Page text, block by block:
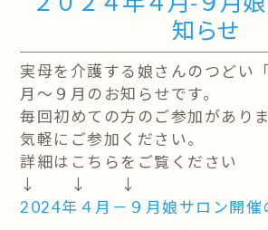
知らせ
実母を介護する娘さんのつどい
月～９月のお知らせです。
毎回初めての方のご参加があり
気軽にご参加ください。
詳細はこちらをご覧ください
↓ ↓ ↓
2024年４月－９月娘サロン開催